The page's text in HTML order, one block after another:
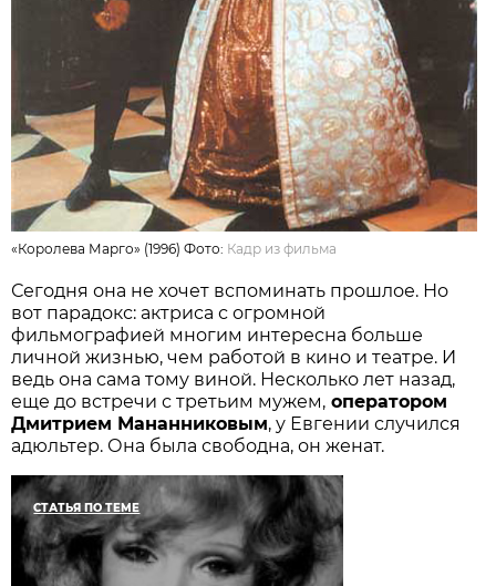
«Королева Марго» (1996) Фото: Кадр из фильма
Сегодня она не хочет вспоминать прошлое. Но
вот парадокс: актриса с огромной
фильмографией многим интересна больше
личной жизнью, чем работой в кино и театре. И
ведь она сама тому виной. Несколько лет назад,
еще до встречи с третьим мужем, оператором
Дмитрием Мананниковым, у Евгении случился
адюльтер. Она была свободна, он женат.
СТАТЬЯ ПО ТЕМЕ